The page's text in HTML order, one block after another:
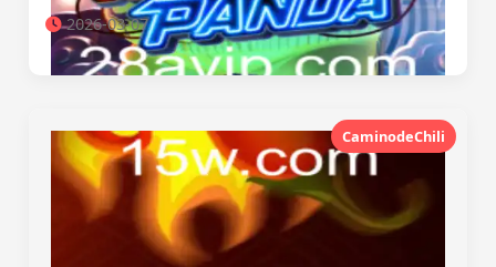
2026-03-07
CaminodeChili